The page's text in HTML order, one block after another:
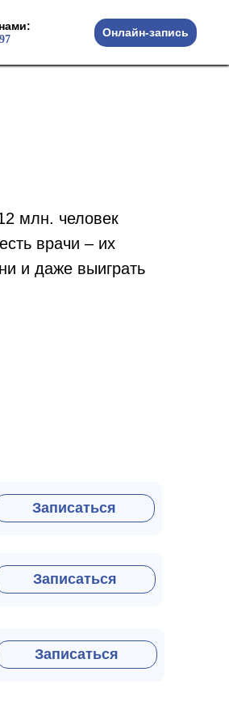
59-97
Онлайн-запись
млн. человек
врачи – их
и даже выиграть
Записаться
Записаться
Записаться